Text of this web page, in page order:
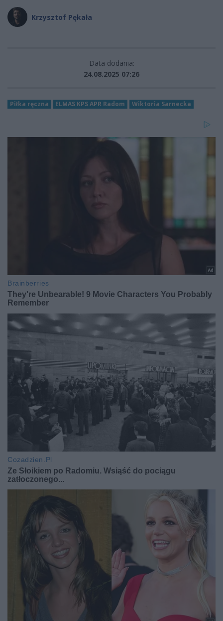
Krzysztof Pękała
Data dodania:
24.08.2025 07:26
Piłka ręczna ELMAS KPS APR Radom Wiktoria Sarnecka